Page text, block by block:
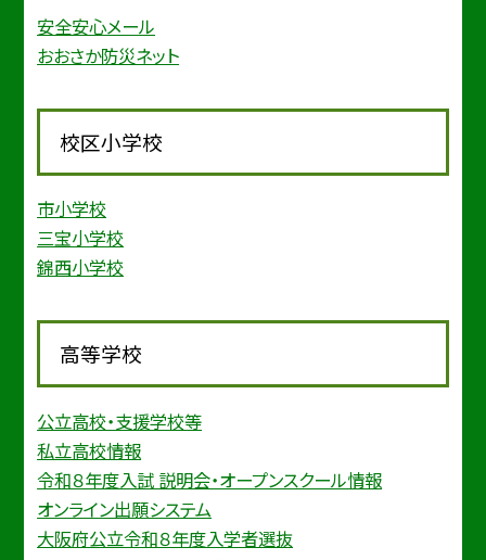
安全安心メール
おおさか防災ネット
校区小学校
市小学校
三宝小学校
錦西小学校
高等学校
公立高校・支援学校等
私立高校情報
令和８年度入試 説明会・オープンスクール情報
オンライン出願システム
大阪府公立令和８年度入学者選抜